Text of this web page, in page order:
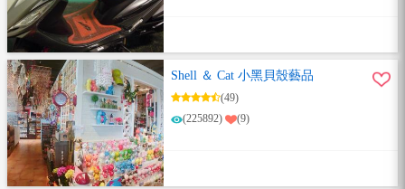
Shell ＆ Cat 小黑貝殼藝品
(49)
(225892)
(9)